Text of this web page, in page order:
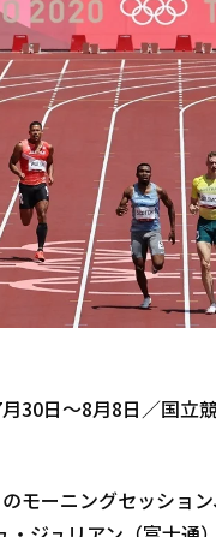
30日～8月8日／国立
モーニングセッショ